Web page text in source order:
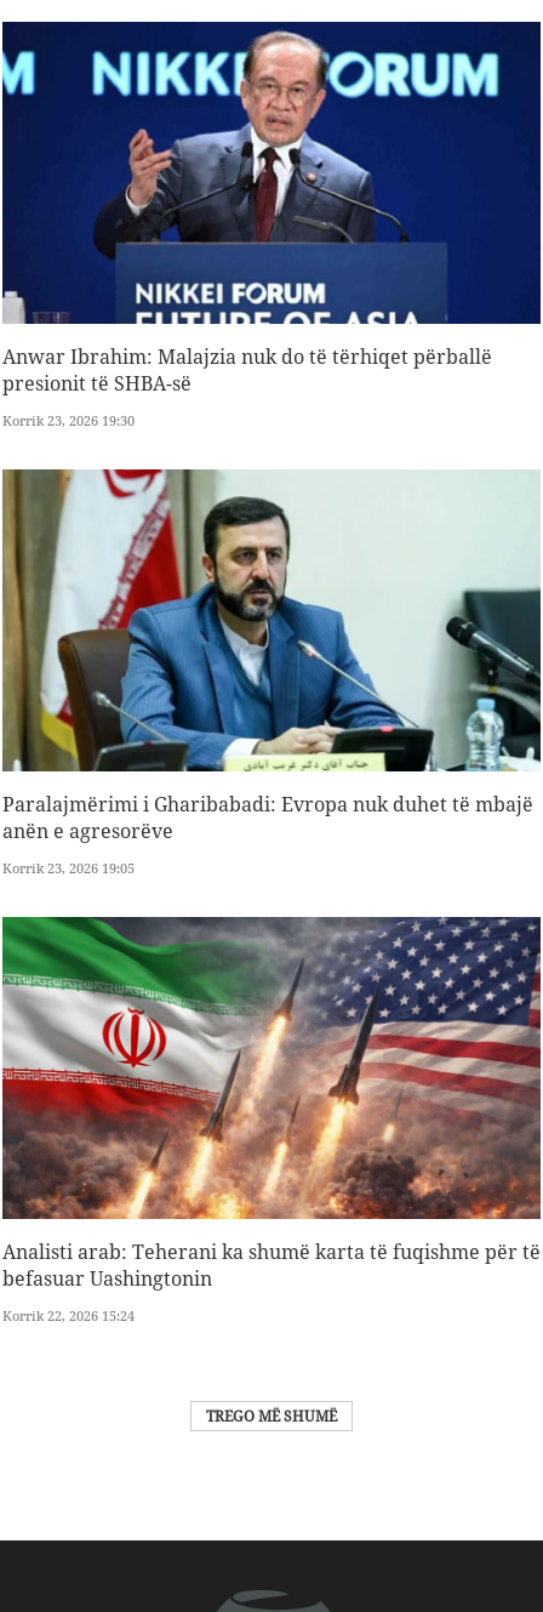
Anwar Ibrahim: Malajzia nuk do të tërhiqet përballë
presionit të SHBA-së
Korrik 23, 2026 19:30
Paralajmërimi i Gharibabadi: Evropa nuk duhet të mbajë
anën e agresorëve
Korrik 23, 2026 19:05
Analisti arab: Teherani ka shumë karta të fuqishme për të
befasuar Uashingtonin
Korrik 22, 2026 15:24
TREGO MË SHUMË